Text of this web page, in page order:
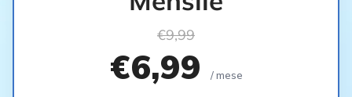
€9,99
€6,99 / mese